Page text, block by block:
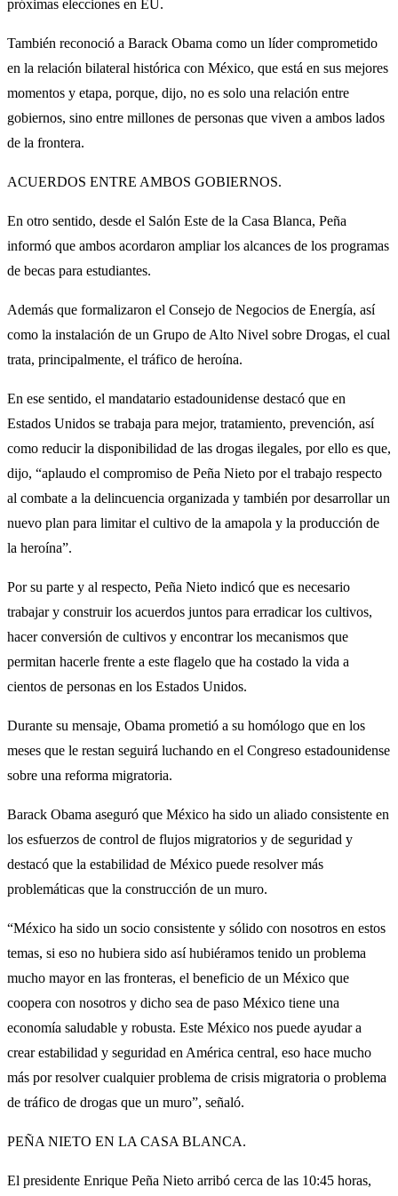
próximas elecciones en EU.
También reconoció a Barack Obama como un líder comprometido
en la relación bilateral histórica con México, que está en sus mejores
momentos y etapa, porque, dijo, no es solo una relación entre
gobiernos, sino entre millones de personas que viven a ambos lados
de la frontera.
ACUERDOS ENTRE AMBOS GOBIERNOS.
En otro sentido, desde el Salón Este de la Casa Blanca, Peña
informó que ambos acordaron ampliar los alcances de los programas
de becas para estudiantes.
Además que formalizaron el Consejo de Negocios de Energía, así
como la instalación de un Grupo de Alto Nivel sobre Drogas, el cual
trata, principalmente, el tráfico de heroína.
En ese sentido, el mandatario estadounidense destacó que en
Estados Unidos se trabaja para mejor, tratamiento, prevención, así
como reducir la disponibilidad de las drogas ilegales, por ello es que,
dijo, “aplaudo el compromiso de Peña Nieto por el trabajo respecto
al combate a la delincuencia organizada y también por desarrollar un
nuevo plan para limitar el cultivo de la amapola y la producción de
la heroína”.
Por su parte y al respecto, Peña Nieto indicó que es necesario
trabajar y construir los acuerdos juntos para erradicar los cultivos,
hacer conversión de cultivos y encontrar los mecanismos que
permitan hacerle frente a este flagelo que ha costado la vida a
cientos de personas en los Estados Unidos.
Durante su mensaje, Obama prometió a su homólogo que en los
meses que le restan seguirá luchando en el Congreso estadounidense
sobre una reforma migratoria.
Barack Obama aseguró que México ha sido un aliado consistente en
los esfuerzos de control de flujos migratorios y de seguridad y
destacó que la estabilidad de México puede resolver más
problemáticas que la construcción de un muro.
“México ha sido un socio consistente y sólido con nosotros en estos
temas, si eso no hubiera sido así hubiéramos tenido un problema
mucho mayor en las fronteras, el beneficio de un México que
coopera con nosotros y dicho sea de paso México tiene una
economía saludable y robusta. Este México nos puede ayudar a
crear estabilidad y seguridad en América central, eso hace mucho
más por resolver cualquier problema de crisis migratoria o problema
de tráfico de drogas que un muro”, señaló.
PEÑA NIETO EN LA CASA BLANCA.
El presidente Enrique Peña Nieto arribó cerca de las 10:45 horas,